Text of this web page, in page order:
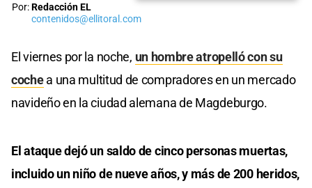
Por:Redacción EL
contenidos@ellitoral.com
El viernes por la noche, un hombre atropelló con su
cochea una multitud de compradores en un mercado
navideño en la ciudad alemana de Magdeburgo.
El ataque dejó un saldo de cinco personas muertas,
incluido un niño de nueve años, y más de 200 heridos,